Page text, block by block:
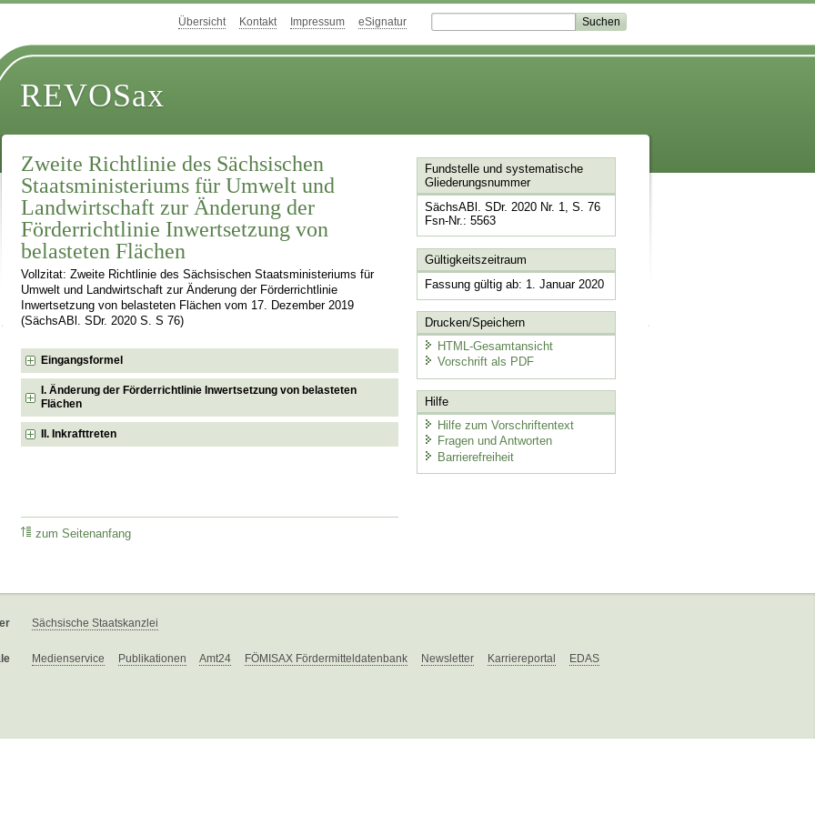
Übersicht Kontakt Impressum eSignatur
REVOSax
Zweite Richtlinie des Sächsischen
Staatsministeriums für Umwelt und
Landwirtschaft zur Änderung der
Förderrichtlinie Inwertsetzung von
belasteten Flächen
Vollzitat: Zweite Richtlinie des Sächsischen Staatsministeriums für
Umwelt und Landwirtschaft zur Änderung der Förderrichtlinie
Inwertsetzung von belasteten Flächen vom 17. Dezember 2019
(SächsABl. SDr. 2020 S. S 76)
Eingangsformel
I. Änderung der Förderrichtlinie Inwertsetzung von belasteten
Flächen
II. Inkrafttreten
zum Seitenanfang
Fundstelle und systematische
Gliederungsnummer
SächsABl. SDr. 2020 Nr. 1, S. 76
Fsn-Nr.: 5563
Gültigkeitszeitraum
Fassung gültig ab: 1. Januar 2020
Drucken/Speichern
HTML-Gesamtansicht
Vorschrift als PDF
Hilfe
Hilfe zum Vorschriftentext
Fragen und Antworten
Barrierefreiheit
Sächsische Staatskanzlei
Medienservice Publikationen Amt24 FÖMISAX Fördermitteldatenbank Newsletter Karriereportal EDAS